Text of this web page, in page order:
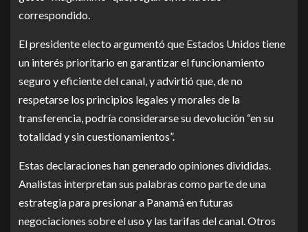
correspondido.
El presidente electo argumentó que Estados Unidos tiene
un interés prioritario en garantizar el funcionamiento
seguro y eficiente del canal, y advirtió que, de no
respetarse los principios legales y morales de la
transferencia, podría considerarse su devolución “en su
totalidad y sin cuestionamientos”.
Estas declaraciones han generado opiniones divididas.
Analistas interpretan sus palabras como parte de una
estrategia para presionar a Panamá en futuras
negociaciones sobre el uso y las tarifas del canal. Otros